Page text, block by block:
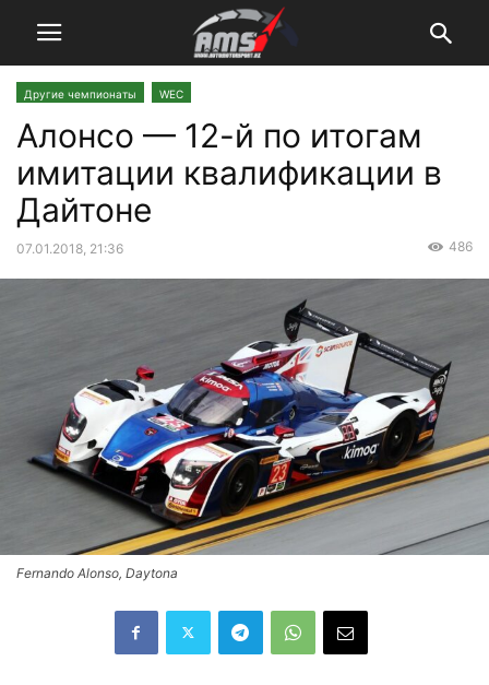
Другие чемпионаты WEC
Алонсо — 12-й по итогам
имитации квалификации в
Дайтоне
07.01.2018, 21:36 486
Fernando Alonso, Daytona